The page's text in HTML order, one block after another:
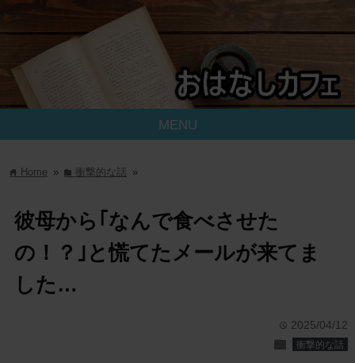
MENU
home Home » folder 衝撃的な話 »
彼母から｢なんで食べさせた
の！？｣と慌てたメールが来てま
した…
time 2025/04/12
folder 衝撃的な話